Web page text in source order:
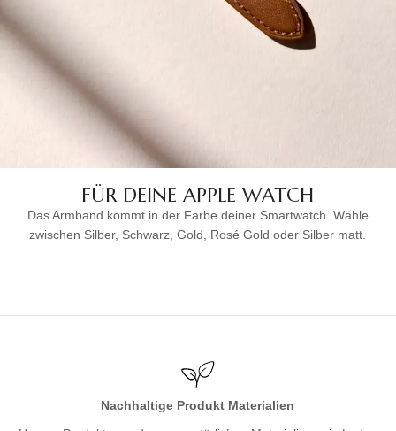
FÜR DEINE APPLE WATCH
Das Armband kommt in der Farbe deiner Smartwatch. Wähle
zwischen Silber, Schwarz, Gold, Rosé Gold oder Silber matt.
Nachhaltige Produkt Materialien